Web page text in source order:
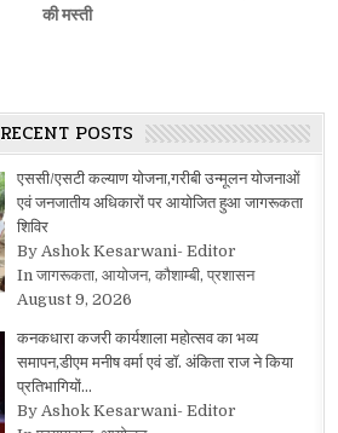
की मस्ती
RECENT POSTS
एससी/एसटी कल्याण योजना,गरीबी उन्मूलन योजनाओं
एवं जनजातीय अधिकारों पर आयोजित हुआ जागरूकता
शिविर
By Ashok Kesarwani- Editor
In जागरूकता, आयोजन, कौशाम्बी, प्रशासन
August 9, 2026
कनकधारा कजरी कार्यशाला महोत्सव का भव्य
समापन,डीएम मनीष वर्मा एवं डॉ. अंकिता राज ने किया
प्रतिभागियों…
By Ashok Kesarwani- Editor